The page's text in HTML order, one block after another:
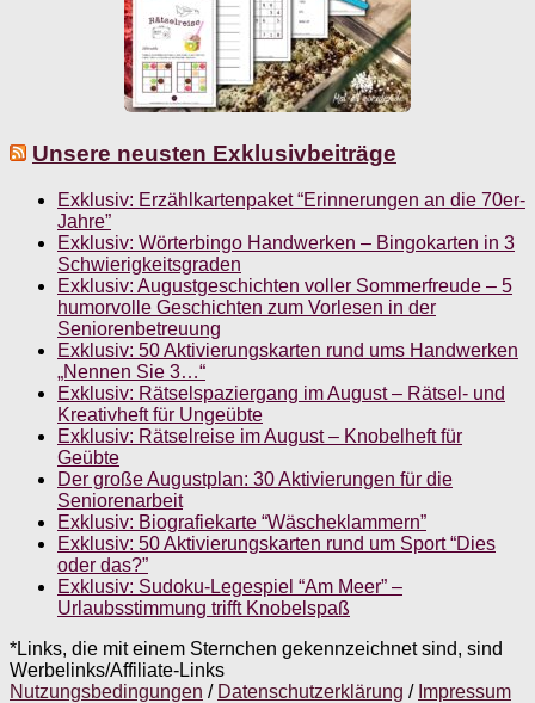
Unsere neusten Exklusivbeiträge
Exklusiv: Erzählkartenpaket “Erinnerungen an die 70er-
Jahre”
Exklusiv: Wörterbingo Handwerken – Bingokarten in 3
Schwierigkeitsgraden
Exklusiv: Augustgeschichten voller Sommerfreude – 5
humorvolle Geschichten zum Vorlesen in der
Seniorenbetreuung
Exklusiv: 50 Aktivierungskarten rund ums Handwerken
„Nennen Sie 3…“
Exklusiv: Rätselspaziergang im August – Rätsel- und
Kreativheft für Ungeübte
Exklusiv: Rätselreise im August – Knobelheft für
Geübte
Der große Augustplan: 30 Aktivierungen für die
Seniorenarbeit
Exklusiv: Biografiekarte “Wäscheklammern”
Exklusiv: 50 Aktivierungskarten rund um Sport “Dies
oder das?”
Exklusiv: Sudoku-Legespiel “Am Meer” –
Urlaubsstimmung trifft Knobelspaß
*Links, die mit einem Sternchen gekennzeichnet sind, sind
Werbelinks/Affiliate-Links
Nutzungsbedingungen / Datenschutzerklärung / Impressum